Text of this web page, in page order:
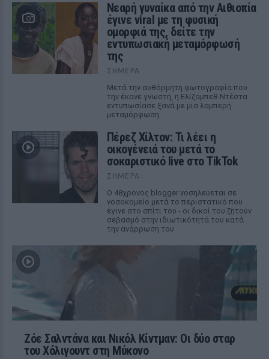
Νεαρή γυναίκα από την Αιθιοπία
έγινε viral με τη φυσική
ομορφιά της, δείτε την
εντυπωσιακή μεταμόρφωσή
της
ΣΉΜΕΡΑ
Μετά την αυθόρμητη φωτογραφία που
την έκανε γνωστή, η Ελίζαμπεθ Ντέστα
εντυπωσίασε ξανά με μια λαμπερή
μεταμόρφωση
Πέρεζ Χίλτον: Τι λέει η
οικογένειά του μετά το
σοκαριστικό live στο TikTok
ΣΉΜΕΡΑ
Ο 48χρονος blogger νοσηλεύεται σε
νοσοκομείο μετά το περιστατικό που
έγινε στο σπίτι του - οι δικοί του ζητούν
σεβασμό στην ιδιωτικότητά του κατά
την ανάρρωσή του
Ζόε Σαλντάνα και Νικόλ Κίντμαν: Οι δύο σταρ
του Χόλιγουντ στη Μύκονο